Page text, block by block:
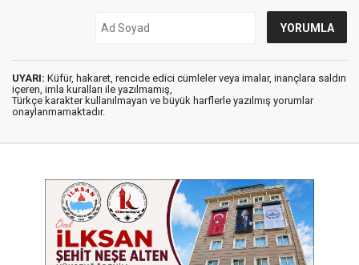
UYARI: Küfür, hakaret, rencide edici cümleler veya imalar, inançlara saldırı
içeren, imla kuralları ile yazılmamış,
Türkçe karakter kullanılmayan ve büyük harflerle yazılmış yorumlar
onaylanmamaktadır.